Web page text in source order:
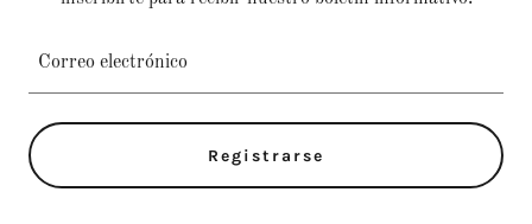
Correo electrónico
Registrarse